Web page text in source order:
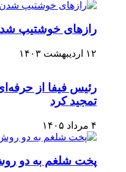
رازهای خوشتیپ
۱۲ اردیبهشت ۱۴۰۳
رئیس فیفا از
تمجید کرد
۴ مرداد ۱۴۰۵
پخت شلغم به دو روش